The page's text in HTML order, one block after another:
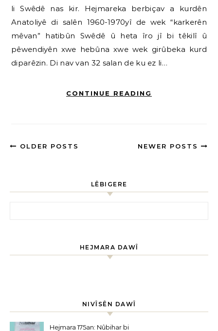
li Swêdê nas kir. Hejmareka berbiçav a kurdên
Anatoliyê di salên 1960-1970yî de wek “karkerên
mêvan” hatibûn Swêdê û heta îro jî bi têkilî û
pêwendiyên xwe hebûna xwe wek girûbeka kurd
diparêzin. Di nav van 32 salan de ku ez li…
CONTINUE READING
OLDER POSTS NEWER POSTS
LÊBIGERE
HEJMARA DAWÎ
NIVÎSÊN DAWÎ
Hejmara 175an: Nûbihar bi